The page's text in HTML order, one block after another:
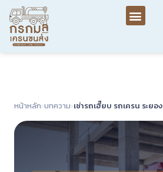
หน้าหลัก›บทความ›เช่ารถเฮี๊ยบ รถเครน ระยอง